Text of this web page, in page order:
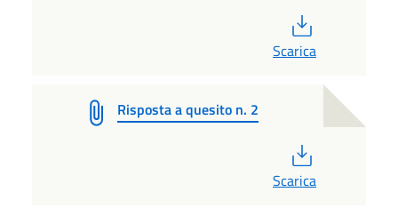
Scarica
Risposta a quesito n. 2
Scarica